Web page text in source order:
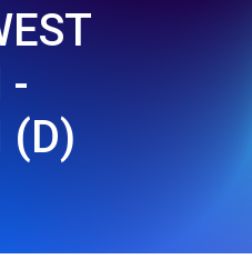
-
(D)